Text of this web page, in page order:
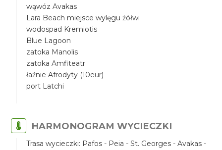
wąwóz Avakas
Lara Beach miejsce wylęgu żółwi
wodospad Kremiotis
Blue Lagoon
zatoka Manolis
zatoka Amfiteatr
łaźnie Afrodyty (10eur)
port Latchi
HARMONOGRAM WYCIECZKI
Trasa wycieczki: Pafos - Peia - St. Georges - Avakas -